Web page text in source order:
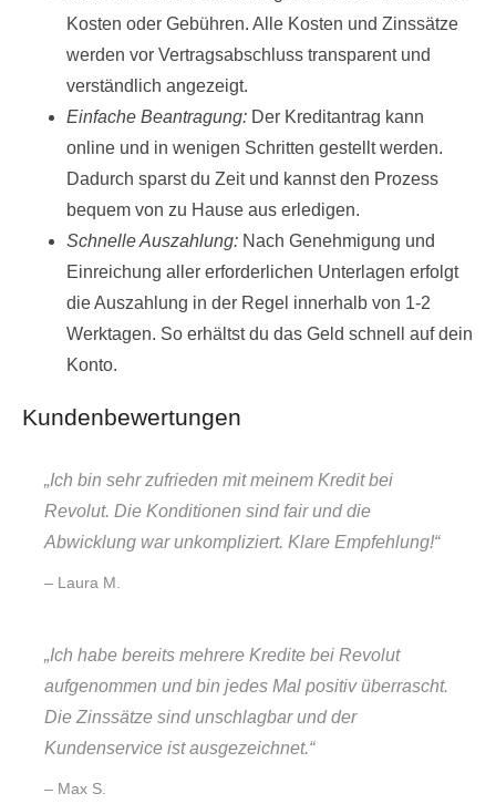
Kosten oder Gebühren. Alle Kosten und Zinssätze
werden vor Vertragsabschluss transparent und
verständlich angezeigt.
Einfache Beantragung: Der Kreditantrag kann
online und in wenigen Schritten gestellt werden.
Dadurch sparst du Zeit und kannst den Prozess
bequem von zu Hause aus erledigen.
Schnelle Auszahlung: Nach Genehmigung und
Einreichung aller erforderlichen Unterlagen erfolgt
die Auszahlung in der Regel innerhalb von 1-2
Werktagen. So erhältst du das Geld schnell auf dein
Konto.
Kundenbewertungen
„Ich bin sehr zufrieden mit meinem Kredit bei
Revolut. Die Konditionen sind fair und die
Abwicklung war unkompliziert. Klare Empfehlung!“
– Laura M.
„Ich habe bereits mehrere Kredite bei Revolut
aufgenommen und bin jedes Mal positiv überrascht.
Die Zinssätze sind unschlagbar und der
Kundenservice ist ausgezeichnet.“
– Max S.